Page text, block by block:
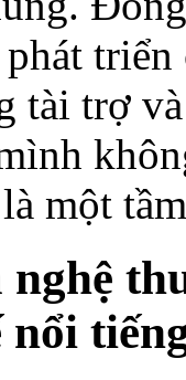
tài trợ
một
nghệ
nổi